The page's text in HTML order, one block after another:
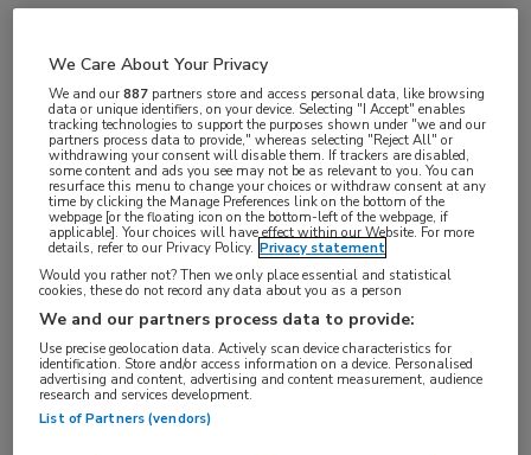
Grootschalig Zweeds onderzoek bevestigt dat
astmapatiënten een verhoogd risico hebben op
het ontwikkelen van een diep veneuze trombose
of longembolie.
Hematologie,Longziekten
Aandachtsgebieden:
Astma
Tags:
longembolie
We Care About Your Privacy
We and our887 partners store and access personal data, like browsing
data or unique identifiers, on your device. Selecting "I Accept" enables
tracking technologies to support the purposes shown under "we and our
partners process data to provide," whereas selecting "Reject All" or
withdrawing your consent will disable them. If trackers are disabled,
some content and ads you see may not be as relevant to you. You can
resurface this menu to change your choices or withdraw consent at any
time by clicking the Manage Preferences link on the bottom of the
webpage [or the floating icon on the bottom-left of the webpage, if
applicable]. Your choices will have effect within our Website. For more
details, refer to our Privacy Policy. Privacy statement
Would you rather not? Then we only place essential and statistical
cookies, these do not record any data about you as a person
We and our partners process data to provide:
Use precise geolocation data. Actively scan device characteristics for
identification. Store and/or access information on a device. Personalised
advertising and content, advertising and content measurement, audience
research and services development.
List of Partners (vendors)